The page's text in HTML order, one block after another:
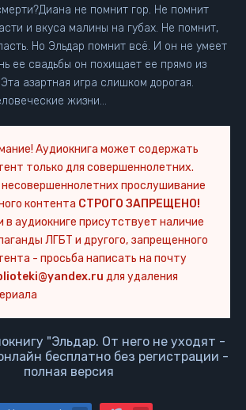
не помнит гор. Не помнит
и вкуса малины на губах. Не помнит,
Но Эльдар помнит всё. И он не умеет
ее свадьбы он похищает ее прямо из
азартная игра слишком дорогая.
жизни…
Аудиокнига может содержать
только для совершеннолетних.
прослушивание
контента СТРОГО ЗАПРЕЩЕНО!
в аудиокниге присутствует наличие
ЛГБТ и другого, запрещенного
- просьба написать на почту
для удаления
"Эльдар. От него не уходят -
бесплатно без регистрации -
полная версия